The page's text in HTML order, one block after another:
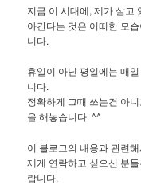
지금 이 시대에, 제가 살고
아간다는 것은 어떠한 모
니다.
휴일이 아닌 평일에는 매
니다.
정확하게 그때 쓰는건 아
을 해놓습니다. ^^
이 블로그의 내용과 관련해
제게 연락하고 싶으신 분
랍니다.